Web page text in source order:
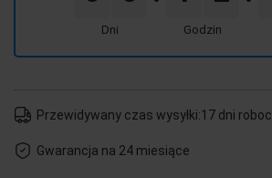
Dni Godzin
Przewidywany czas wysyłki:17 dni
Gwarancja na 24 miesiące